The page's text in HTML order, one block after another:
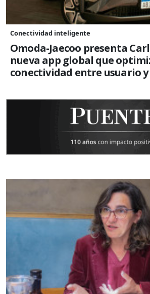
Conectividad inteligente
Omoda-Jaecoo presenta
nueva app global que
conectividad entre usuario